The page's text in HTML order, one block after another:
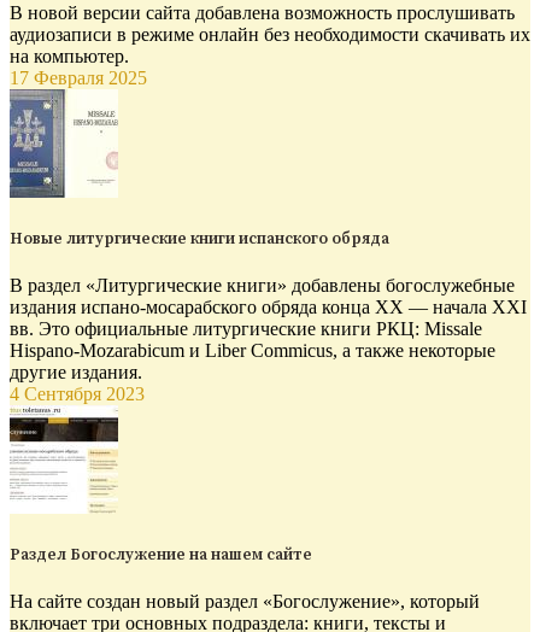
В новой версии сайта добавлена возможность прослушивать
аудиозаписи в режиме онлайн без необходимости скачивать их
на компьютер.
17 Февраля 2025
Новые литургические книги испанского обряда
В раздел «Литургические книги» добавлены богослужебные
издания испано-мосарабского обряда конца XX — начала XXI
вв. Это официальные литургические книги РКЦ: Missale
Hispano-Mozarabicum и Liber Commicus, а также некоторые
другие издания.
4 Сентября 2023
Раздел Богослужение на нашем сайте
На сайте создан новый раздел «Богослужение», который
включает три основных подраздела: книги, тексты и